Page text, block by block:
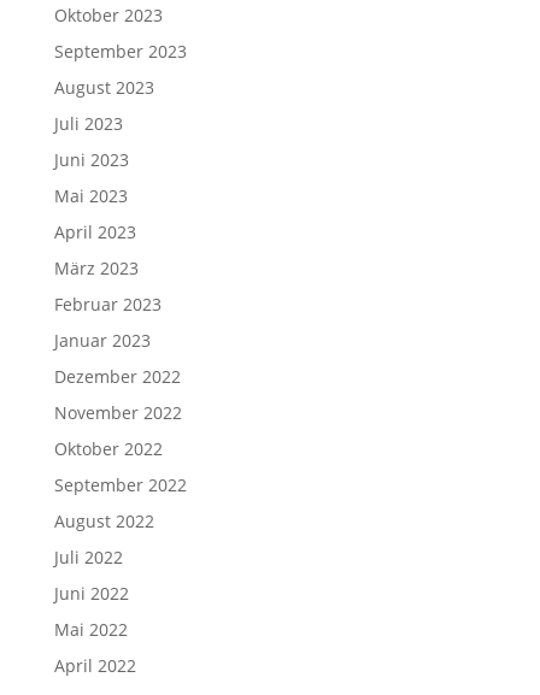
Oktober 2023
September 2023
August 2023
Juli 2023
Juni 2023
Mai 2023
April 2023
März 2023
Februar 2023
Januar 2023
Dezember 2022
November 2022
Oktober 2022
September 2022
August 2022
Juli 2022
Juni 2022
Mai 2022
April 2022